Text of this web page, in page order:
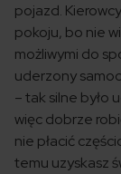
pojazd.
pokoju, bo nie
możliwymi do
uderzony
– tak silne było
więc dobrze
nie płacić
temu uzyskasz